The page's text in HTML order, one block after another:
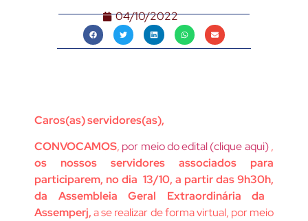
04/10/2022
Caros(as) servidores(as),
CONVOCAMOS, por meio do edital (clique aqui),
os nossos servidores associados para
participarem, no dia 13/10, a partir das 9h30h,
da Assembleia Geral Extraordinária da
Assemperj,a se realizar de forma virtual, por meio